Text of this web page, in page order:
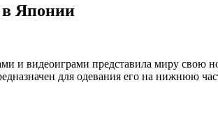
в Японии
и видеоиграми представила миру свою
для одевания его на нижнюю